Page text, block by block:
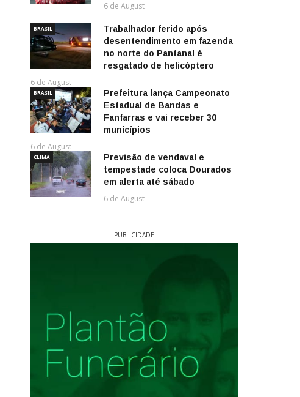
6 de August
BRASIL
Trabalhador ferido após
desentendimento em fazenda
no norte do Pantanal é
resgatado de helicóptero
6 de August
BRASIL
Prefeitura lança Campeonato
Estadual de Bandas e
Fanfarras e vai receber 30
municípios
6 de August
CLIMA
Previsão de vendaval e
tempestade coloca Dourados
em alerta até sábado
6 de August
PUBLICIDADE